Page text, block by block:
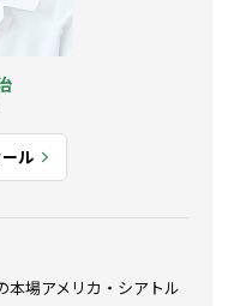
ル
本場アメリカ・シアトル